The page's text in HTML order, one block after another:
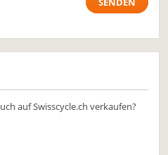
auf Swisscycle.ch verkaufen?